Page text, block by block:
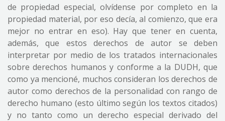
de propiedad especial, olvídense por completo en la
propiedad material, por eso decía, al comienzo, que era
mejor no entrar en eso). Hay que tener en cuenta,
además, que estos derechos de autor se deben
interpretar por medio de los tratados internacionales
sobre derechos humanos y conforme a la DUDH, que
como ya mencioné, muchos consideran los derechos de
autor como derechos de la personalidad con rango de
derecho humano (esto último según los textos citados)
y no tanto como un derecho especial derivado del